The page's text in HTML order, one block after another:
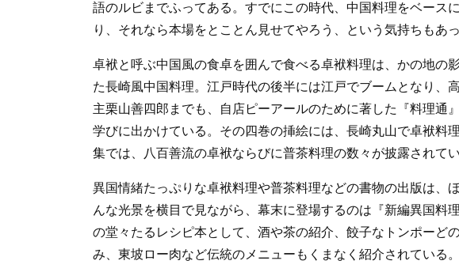
語のルビまでふってある。すでにこの時代、中国料理をベース
り、それなら本場をとことん見せてやろう、という気持ちもあ
卓袱と呼ぶ中国風の食卓を囲んで食べる卓袱料理は、かの地の
た長崎風中国料理。江戸時代の後半には江戸でブームとなり、
主栗山善四郎までも、自店ピーアールのために著した『料理通
学びに出かけている。その四巻の挿絵には、長崎丸山で卓袱料
集では、八百善流の卓袱ならびに普茶料理の数々が披露されてい
異国情緒たっぷりな卓袱料理や普茶料理などの書物の出版は、
んな光景を横目で見ながら、幕末に登場するのは『新編異国料
の堂々たるレシピ本として、酒や茶の紹介、餃子なトンポーど
み、東坡ロー肉など伝統のメニューもくまなく紹介されている。